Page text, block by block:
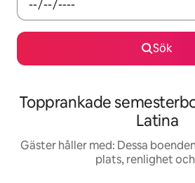
Sök
Topprankade
Latina
Gäster håller med: Dessa
plats, renlighet